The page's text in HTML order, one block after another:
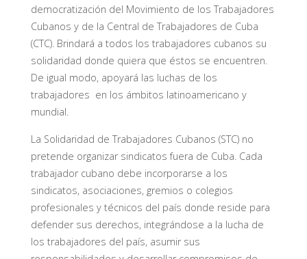
democratización del Movimiento de los Trabajadores
Cubanos y de la Central de Trabajadores de Cuba
(CTC). Brindará a todos los trabajadores cubanos su
solidaridad donde quiera que éstos se encuentren.
De igual modo, apoyará las luchas de los
trabajadores en los ámbitos latinoamericano y
mundial.
La Solidaridad de Trabajadores Cubanos (STC) no
pretende organizar sindicatos fuera de Cuba. Cada
trabajador cubano debe incorporarse a los
sindicatos, asociaciones, gremios o colegios
profesionales y técnicos del país donde reside para
defender sus derechos, integrándose a la lucha de
los trabajadores del país, asumir sus